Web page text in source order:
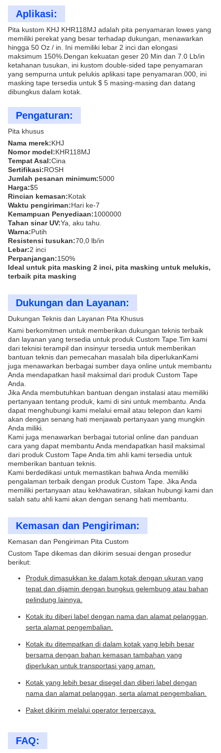
Aplikasi:
Pita kustom KHJ KHR118MJ adalah pita penyamaran lowes yang
memiliki perekat yang besar terhadap dukungan, menawarkan
hingga 50 Oz / in. Ini memiliki lebar 2 inci dan elongasi
maksimum 150%.Dengan kekuatan geser 20 Min dan 7.0 Lb/in
ketahanan tusukan, ini kustom double-sided tape penyamaran
yang sempurna untuk pelukis aplikasi tape penyamaran.000, ini
masking tape tersedia untuk $ 5 masing-masing dan datang
dibungkus dalam kotak.
Pengaturan:
Pita khusus
Nama merek:KHJ
Nomor model:KHR118MJ
Tempat Asal:Cina
Sertifikasi:ROSH
Jumlah pesanan minimum:5000
Harga:$5
Rincian kemasan:Kotak
Waktu pengiriman:Hari ke-7
Kemampuan Penyediaan:1000000
Tahan sinar UV:Ya, aku tahu.
Warna:Putih
Resistensi tusukan:70,0 lb/in
Lebar:2 inci
Perpanjangan:150%
Ideal untuk pita masking 2 inci, pita masking untuk melukis,
terbaik pita masking
Dukungan dan Layanan:
Dukungan Teknis dan Layanan Pita Khusus
Kami berkomitmen untuk memberikan dukungan teknis terbaik
dan layanan yang tersedia untuk produk Custom Tape.Tim kami
dari teknisi terampil dan insinyur tersedia untuk memberikan
bantuan teknis dan pemecahan masalah bila diperlukanKami
juga menawarkan berbagai sumber daya online untuk membantu
Anda mendapatkan hasil maksimal dari produk Custom Tape
Anda.
Jika Anda membutuhkan bantuan dengan instalasi atau memiliki
pertanyaan tentang produk, kami di sini untuk membantu. Anda
dapat menghubungi kami melalui email atau telepon dan kami
akan dengan senang hati menjawab pertanyaan yang mungkin
Anda miliki.
Kami juga menawarkan berbagai tutorial online dan panduan
cara yang dapat membantu Anda mendapatkan hasil maksimal
dari produk Custom Tape Anda.tim ahli kami tersedia untuk
memberikan bantuan teknis.
Kami berdedikasi untuk memastikan bahwa Anda memiliki
pengalaman terbaik dengan produk Custom Tape. Jika Anda
memiliki pertanyaan atau kekhawatiran, silakan hubungi kami dan
salah satu ahli kami akan dengan senang hati membantu.
Kemasan dan Pengiriman:
Kemasan dan Pengiriman Pita Custom
Custom Tape dikemas dan dikirim sesuai dengan prosedur
berikut:
Produk dimasukkan ke dalam kotak dengan ukuran yang
tepat dan dijamin dengan bungkus gelembung atau bahan
pelindung lainnya.
Kotak itu diberi label dengan nama dan alamat pelanggan,
serta alamat pengembalian.
Kotak itu ditempatkan di dalam kotak yang lebih besar
bersama dengan bahan kemasan tambahan yang
diperlukan untuk transportasi yang aman.
Kotak yang lebih besar disegel dan diberi label dengan
nama dan alamat pelanggan, serta alamat pengembalian.
Paket dikirim melalui operator terpercaya.
FAQ: